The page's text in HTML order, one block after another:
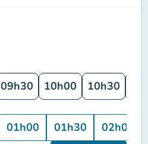
09h30 10h00 10h30
01h00 01h30 02h00